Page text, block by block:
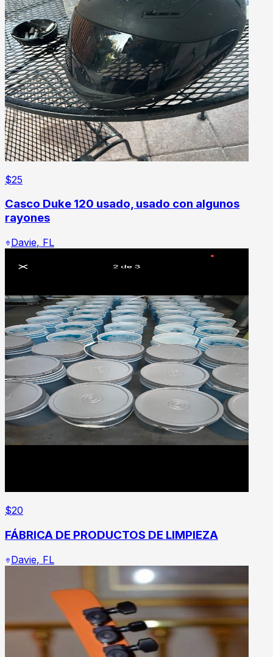
$25
Casco Duke 120 usado, usado con algunos
rayones
Davie, FL
$20
FÁBRICA DE PRODUCTOS DE LIMPIEZA
Davie, FL